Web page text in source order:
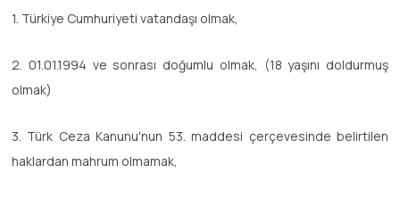
1. Türkiye Cumhuriyeti vatandaşı olmak,
2. 01.01.1994 ve sonrası doğumlu olmak, (18 yaşını doldurmuş
olmak)
3. Türk Ceza Kanunu'nun 53. maddesi çerçevesinde belirtilen
haklardan mahrum olmamak,